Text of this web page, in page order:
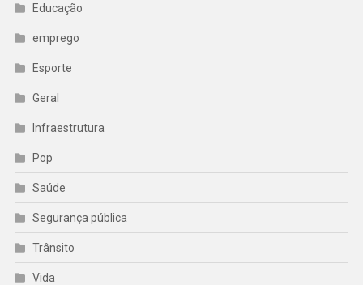
Educação
emprego
Esporte
Geral
Infraestrutura
Pop
Saúde
Segurança pública
Trânsito
Vida